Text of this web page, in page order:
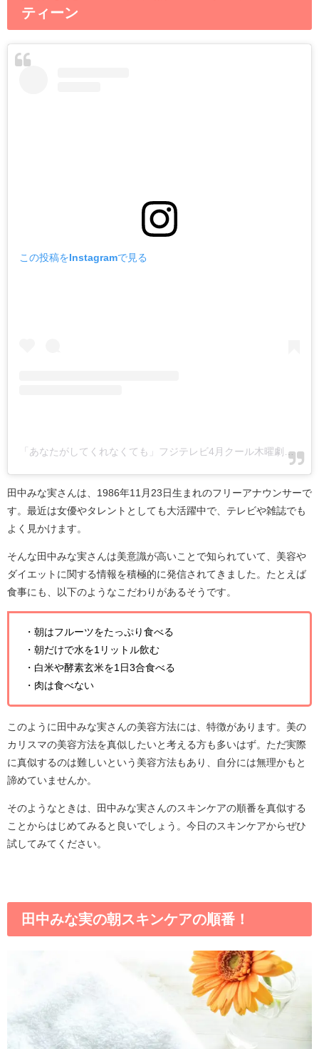
ティーン
この投稿をInstagramで見る
「あなたがしてくれなくても」フジテレビ4月クール木曜劇場公式(@anataga_drama)がシェアした投稿
田中みな実さんは、1986年11月23日生まれのフリーアナウンサーで
す。最近は女優やタレントとしても大活躍中で、テレビや雑誌でも
よく見かけます。
そんな田中みな実さんは美意識が高いことで知られていて、美容や
ダイエットに関する情報を積極的に発信されてきました。たとえば
食事にも、以下のようなこだわりがあるそうです。
・朝はフルーツをたっぷり食べる
・朝だけで水を1リットル飲む
・白米や酵素玄米を1日3合食べる
・肉は食べない
このように田中みな実さんの美容方法には、特徴があります。美の
カリスマの美容方法を真似したいと考える方も多いはず。ただ実際
に真似するのは難しいという美容方法もあり、自分には無理かもと
諦めていませんか。
そのようなときは、田中みな実さんのスキンケアの順番を真似する
ことからはじめてみると良いでしょう。今日のスキンケアからぜひ
試してみてください。
田中みな実の朝スキンケアの順番！